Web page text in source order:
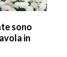
sono
in